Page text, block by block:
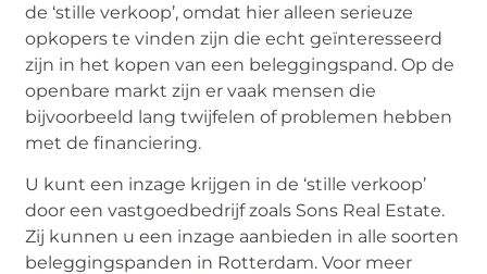
de ‘stille verkoop’, omdat hier alleen serieuze
opkopers te vinden zijn die echt geïnteresseerd
zijn in het kopen van een beleggingspand. Op de
openbare markt zijn er vaak mensen die
bijvoorbeeld lang twijfelen of problemen hebben
met de financiering.
U kunt een inzage krijgen in de ‘stille verkoop’
door een vastgoedbedrijf zoals Sons Real Estate.
Zij kunnen u een inzage aanbieden in alle soorten
beleggingspanden in Rotterdam. Voor meer